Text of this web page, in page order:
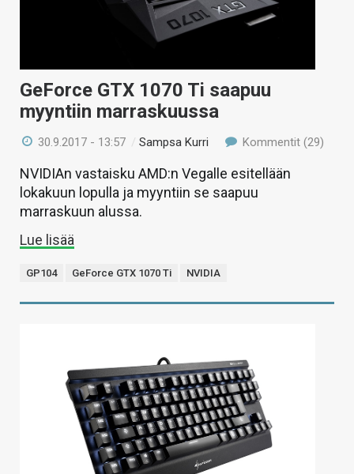
GeForce GTX 1070 Ti saapuu
myyntiin marraskuussa
30.9.2017 - 13:57 /Sampsa Kurri Kommentit (29)
NVIDIAn vastaisku AMD:n Vegalle esitellään
lokakuun lopulla ja myyntiin se saapuu
marraskuun alussa.
Lue lisää
GP104 GeForce GTX 1070 Ti NVIDIA